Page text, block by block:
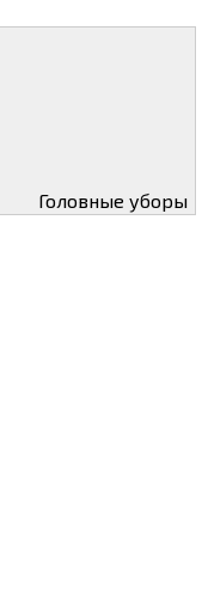
Головные уборы